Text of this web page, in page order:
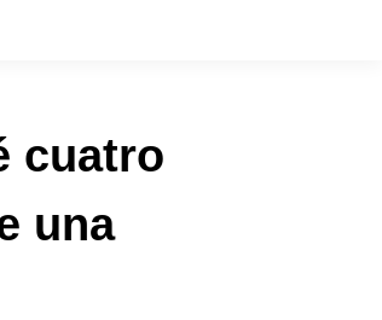
cuatro
una